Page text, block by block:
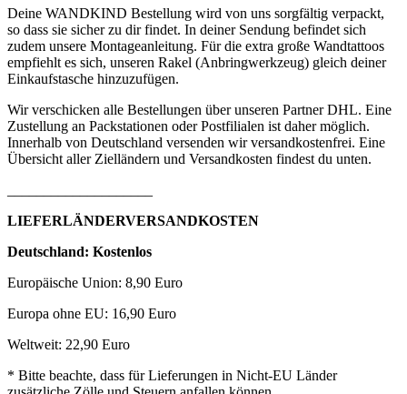
Deine WANDKIND Bestellung wird von uns sorgfältig verpackt,
so dass sie sicher zu dir findet. In deiner Sendung befindet sich
zudem unsere Montageanleitung. Für die extra große Wandtattoos
empfiehlt es sich, unseren Rakel (Anbringwerkzeug) gleich deiner
Einkaufstasche hinzuzufügen.
Wir verschicken alle Bestellungen über unseren Partner DHL. Eine
Zustellung an Packstationen oder Postfilialen ist daher möglich.
Innerhalb von Deutschland versenden wir versandkostenfrei. Eine
Übersicht aller Zielländern und Versandkosten findest du unten.
LIEFERLÄNDERVERSANDKOSTEN
Deutschland: Kostenlos
Europäische Union: 8,90 Euro
Europa ohne EU: 16,90 Euro
Weltweit: 22,90 Euro
* Bitte beachte, dass für Lieferungen in Nicht-EU Länder